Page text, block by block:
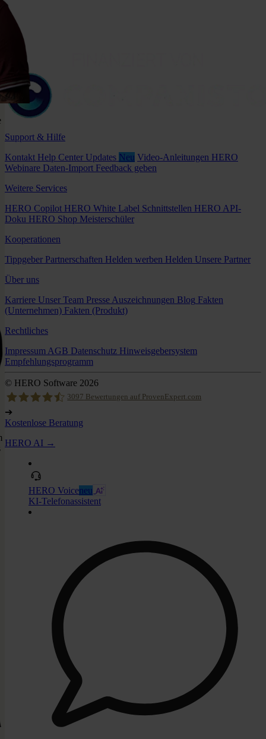
Support & Hilfe
Kontakt Help Center Updates Neu Video-Anleitungen HERO
Webinare Daten-Import Feedback geben
Weitere Services
HERO Copilot HERO White Label Schnittstellen HERO API-
Doku HERO Shop Meisterschüler
Kooperationen
Tippgeber Partnerschaften Helden werben Helden Unsere Partner
Über uns
Karriere Unser Team Presse Auszeichnungen Blog Fakten
(Unternehmen) Fakten (Produkt)
Rechtliches
Impressum AGB Datenschutz Hinweisgebersystem
Empfehlungsprogramm
© HERO Software 2026
3097 Bewertungen auf ProvenExpert.com
➔
Kostenlose Beratung
HERO AI →
HERO Voiceneu
KI-Telefonassistent